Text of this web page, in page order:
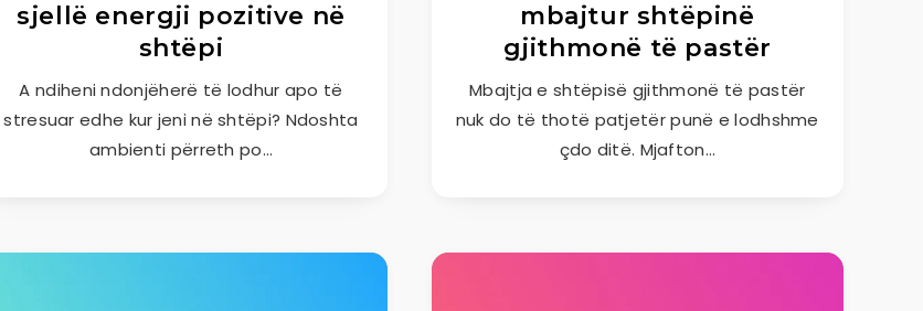
sjellë energji pozitive në
shtëpi
A ndiheni ndonjëherë të lodhur apo të
stresuar edhe kur jeni në shtëpi? Ndoshta
ambienti përreth po…
mbajtur shtëpinë
gjithmonë të pastër
Mbajtja e shtëpisë gjithmonë të pastër
nuk do të thotë patjetër punë e lodhshme
çdo ditë. Mjafton…